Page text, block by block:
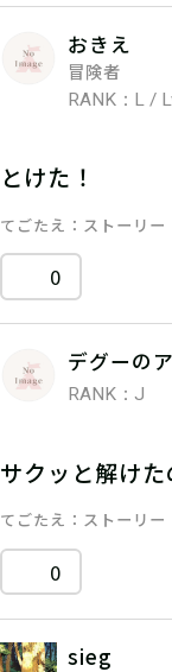
おきえ
冒険者
RANK：L /
とけた！
てごたえ ストーリー
0
デグーの
RANK：J
サクッと解けた
てごたえ ストーリー
0
sieg